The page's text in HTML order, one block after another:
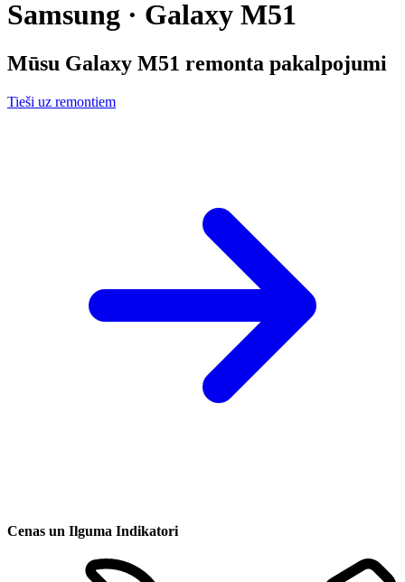
Samsung · Galaxy M51
Mūsu Galaxy M51 remonta pakalpojumi
Tieši uz remontiem
Cenas un Ilguma Indikatori